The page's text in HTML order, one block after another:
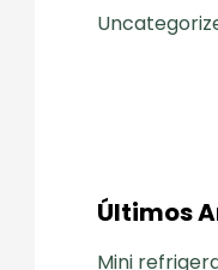
Últimos
Mini